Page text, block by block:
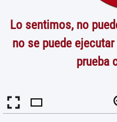
Lo sentimos, no
no se puede
prueba